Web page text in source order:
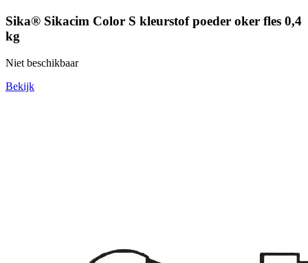
Sika® Sikacim Color S kleurstof poeder oker fles 0,4
kg
Niet beschikbaar
Bekijk